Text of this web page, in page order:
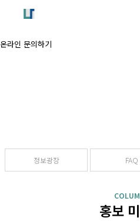
온라인 문의하기
정보광장 FAQ
홍보